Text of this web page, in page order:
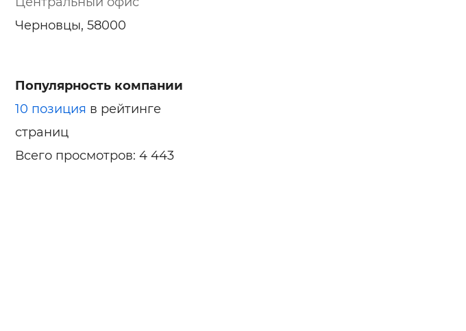
Черновцы, 58000
Популярность компании
10 позиция в рейтинге
страниц
Всего просмотров: 4 443